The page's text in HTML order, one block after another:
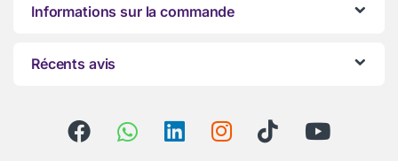
Informations sur la commande
Récents avis